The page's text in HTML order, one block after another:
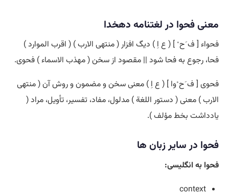
معنی فحوا در لغتنامه دهخدا
فحواء [ ف َح ْ ] ( ع اِ ) دیگ افزار ( منتهی الارب ) ( اقرب الموارد )
فحا، رجوع به فحا شود || مقصود از سخن ( مهذب الاسماء ) فحوی.
فحوی [ ف َح ْوا ] ( ع اِ ) معنی سخن و مضمون و روش آن ( منتهی
الارب ) معنی ( دستور اللغة ) مدلول، مفاد، تفسیر، تأویل، مراد (
یادداشت بخط مؤلف ).
فحوا در سایر زبان ها
فحوا به انگلیسی:
context